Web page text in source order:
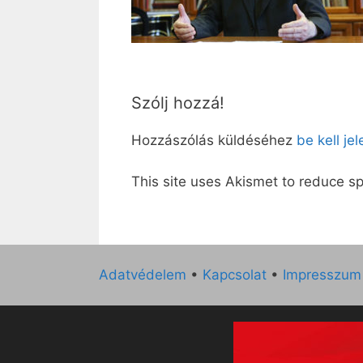
Szólj hozzá!
Hozzászólás küldéséhez be kell
This site uses Akismet to reduce
Adatvédelem • Kapcsolat • Impresszum